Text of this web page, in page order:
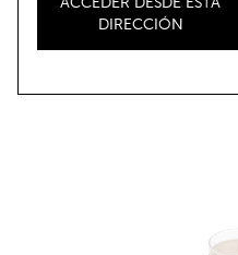
DIRECCIÓN